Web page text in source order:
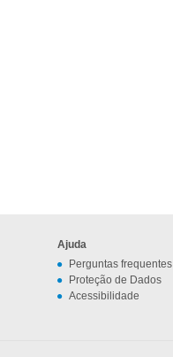
Ajuda
Perguntas frequentes
Proteção de Dados
Acessibilidade